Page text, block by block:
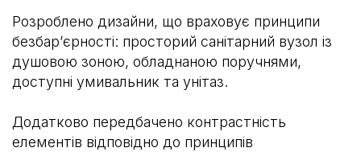
Розроблено дизайни, що враховує принципи
безбар’єрності: просторий санітарний вузол із
душовою зоною, обладнаною поручнями,
доступні умивальник та унітаз.
Додатково передбачено контрастність
елементів відповідно до принципів